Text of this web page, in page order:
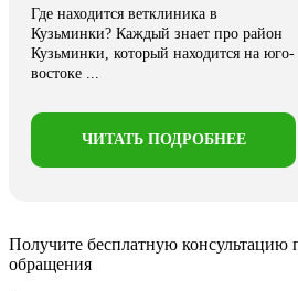
Где находится ветклиника в
Кузьминки? Каждый знает про район
Кузьминки, который находится на юго-
востоке ...
ЧИТАТЬ ПОДРОБНЕЕ
Получите бесплатную консультацию
обращения